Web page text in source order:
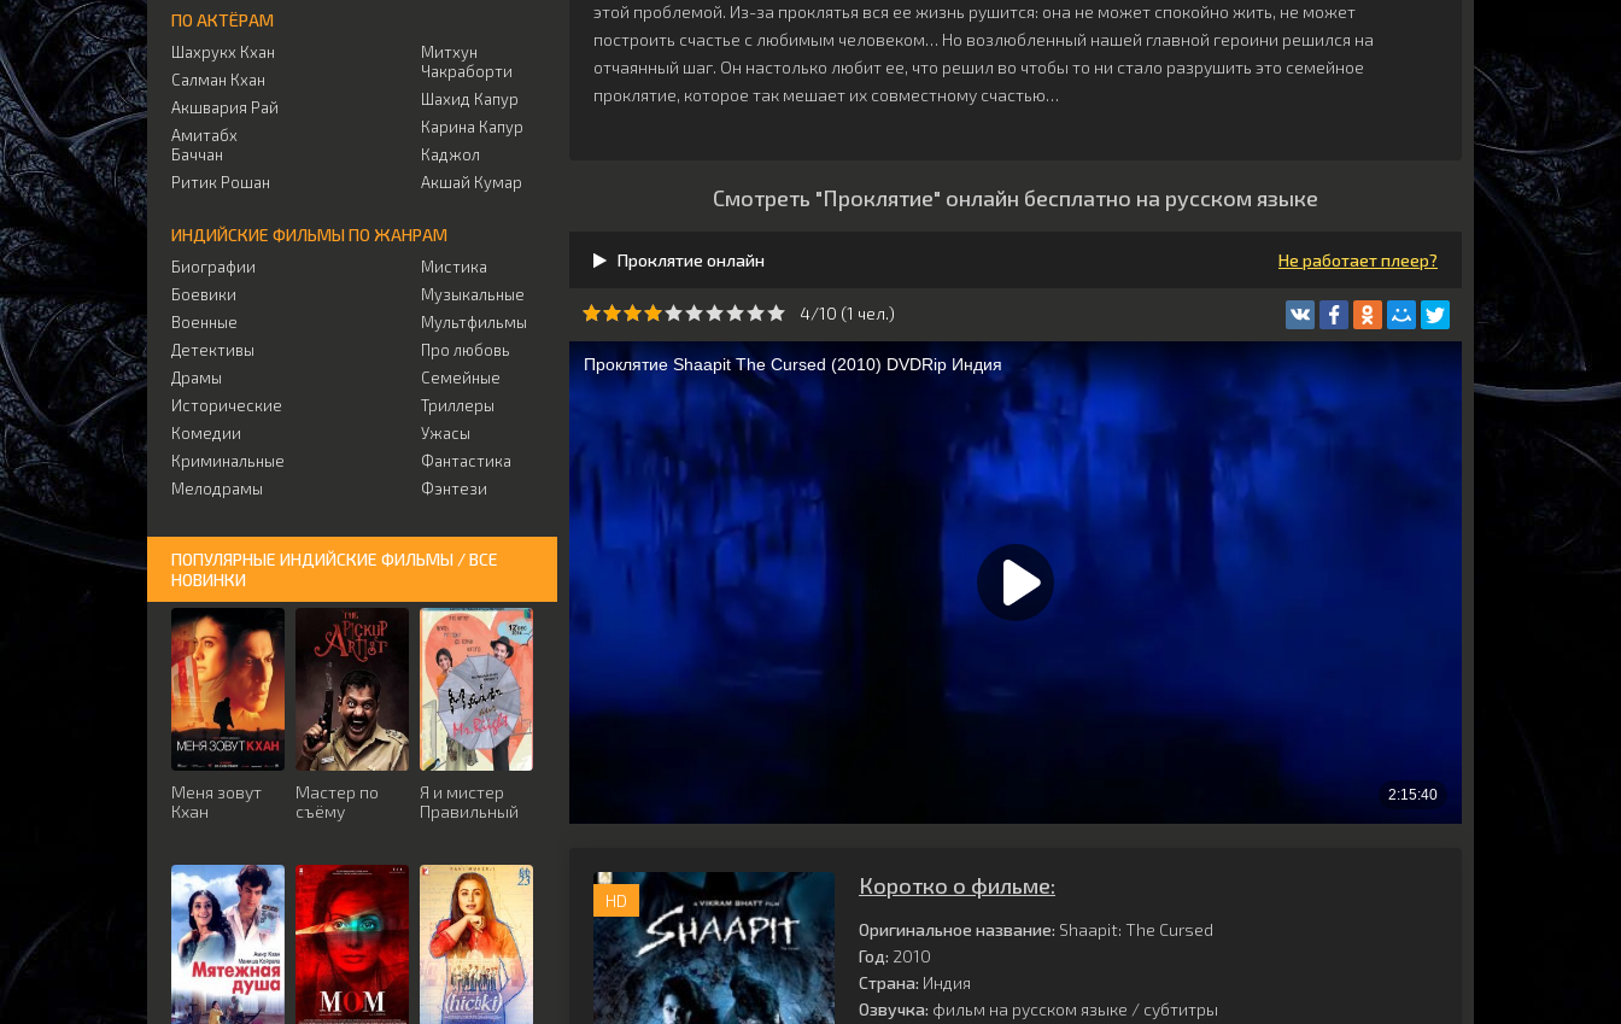
этой проблемой. Из-за проклятья вся ее жизнь рушится: она не может спокойно жить, не может
построить счастье с любимым человеком… Но возлюбленный нашей главной героини решился на
отчаянный шаг. Он настолько любит ее, что решил во чтобы то ни стало разрушить это семейное
проклятие, которое так мешает их совместному счастью…
Смотреть "Проклятие" онлайн бесплатно на русском языке
Проклятие онлайн Не работает плеер?
4/10 (1 чeл.)
HD
Коротко о фильме:
Оригинальное название: Shaapit: The Cursed
Год: 2010
Страна: Индия
Озвучка: фильм на русском языке / субтитры
ПО АКТЁРАМ
Шахрукх Кхан
Салман Кхан
Акшвария Рай
Амитабх
Баччан
Ритик Рошан
Митхун
Чакраборти
Шахид Капур
Карина Капур
Каджол
Акшай Кумар
ИНДИЙСКИЕ ФИЛЬМЫ ПО ЖАНРАМ
Биографии
Боевики
Военные
Детективы
Драмы
Исторические
Комедии
Криминальные
Мелодрамы
Мистика
Музыкальные
Мультфильмы
Про любовь
Семейные
Триллеры
Ужасы
Фантастика
Фэнтези
ПОПУЛЯРНЫЕ ИНДИЙСКИЕ ФИЛЬМЫ / ВСЕ
НОВИНКИ
Меня зовут
Кхан
Мастер по
съёму
Я и мистер
Правильный